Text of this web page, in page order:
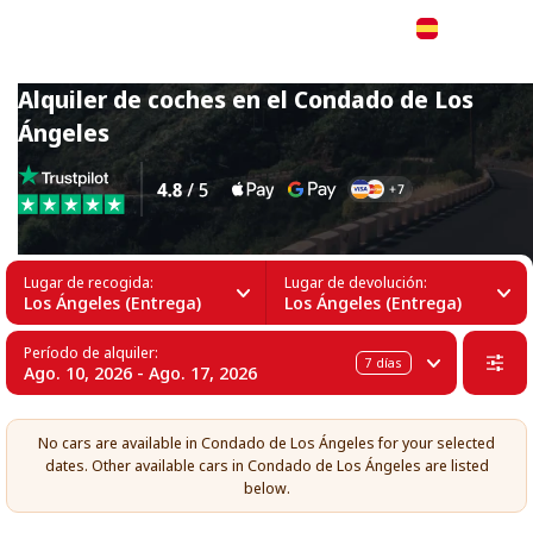
Alquiler de coches en el Condado de Los
Ángeles
Lugar de recogida:
Los Ángeles (Entrega)
Lugar de devolución:
Los Ángeles (Entrega)
Período de alquiler:
Ago. 10, 2026 - Ago. 17, 2026 7 días
No cars are available in Condado de Los Ángeles for your selected
dates. Other available cars in Condado de Los Ángeles are listed
below.